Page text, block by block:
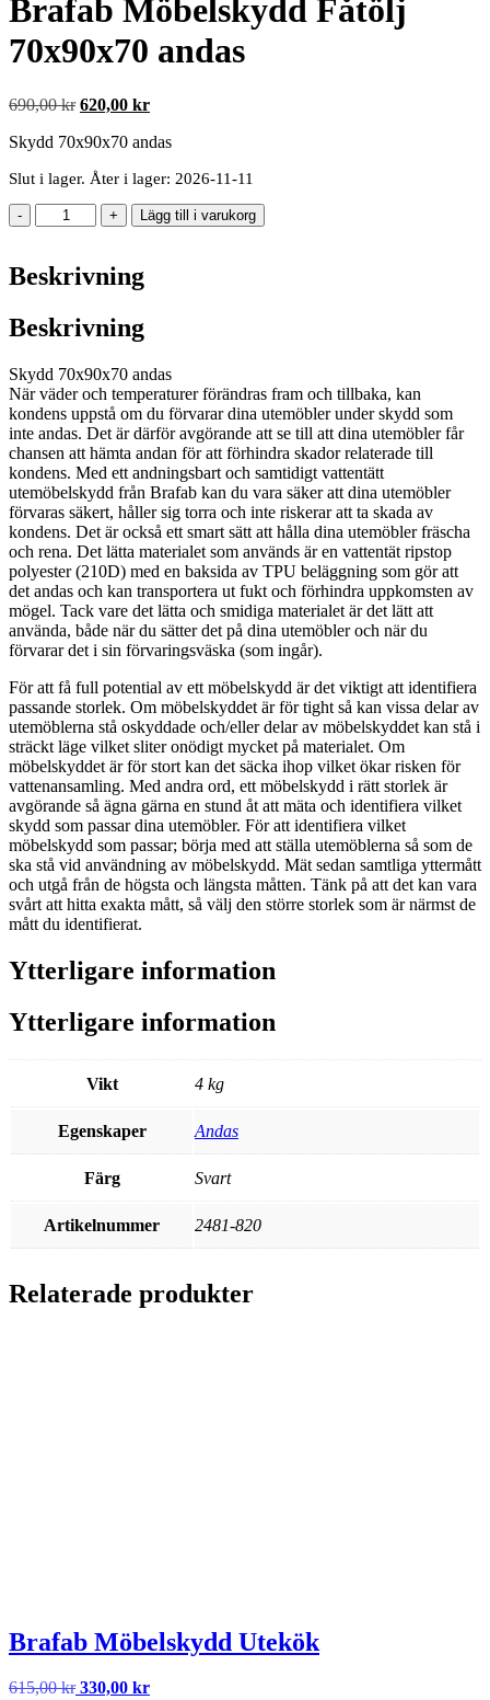
Brafab Möbelskydd Fåtölj
70x90x70 andas
690,00kr Det
priset
690,00 kr.
620,00 krDet
priset
620,00 kr.
Skydd 70x90x70 andas
Slut i lager. Åter i lager: 2026-11-11
-
Brafab
Möbelskydd
70x90x70
andas
+ Lägg till i varukorg
Beskrivning
Beskrivning
Skydd 70x90x70 andas
När väder och temperaturer förändras fram och tillbaka, kan
kondens uppstå om du förvarar dina utemöbler under skydd som
inte andas. Det är därför avgörande att se till att dina utemöbler får
chansen att hämta andan för att förhindra skador relaterade till
kondens. Med ett andningsbart och samtidigt vattentätt
utemöbelskydd från Brafab kan du vara säker att dina utemöbler
förvaras säkert, håller sig torra och inte riskerar att ta skada av
kondens. Det är också ett smart sätt att hålla dina utemöbler fräscha
och rena. Det lätta materialet som används är en vattentät ripstop
polyester (210D) med en baksida av TPU beläggning som gör att
det andas och kan transportera ut fukt och förhindra uppkomsten av
mögel. Tack vare det lätta och smidiga materialet är det lätt att
använda, både när du sätter det på dina utemöbler och när du
förvarar det i sin förvaringsväska (som ingår).
För att få full potential av ett möbelskydd är det viktigt att identifiera
passande storlek. Om möbelskyddet är för tight så kan vissa delar av
utemöblerna stå oskyddade och/eller delar av möbelskyddet kan stå i
sträckt läge vilket sliter onödigt mycket på materialet. Om
möbelskyddet är för stort kan det säcka ihop vilket ökar risken för
vattenansamling. Med andra ord, ett möbelskydd i rätt storlek är
avgörande så ägna gärna en stund åt att mäta och identifiera vilket
skydd som passar dina utemöbler. För att identifiera vilket
möbelskydd som passar; börja med att ställa utemöblerna så som de
ska stå vid användning av möbelskydd. Mät sedan samtliga yttermått
och utgå från de högsta och längsta måtten. Tänk på att det kan vara
svårt att hitta exakta mått, så välj den större storlek som är närmst de
mått du identifierat.
Ytterligare information
Ytterligare information
Vikt 4 kg
Egenskaper Andas
Färg Svart
Artikelnummer 2481-820
Relaterade produkter
Brafab Möbelskydd Utekök
615,00kr Det
330,00 krDet